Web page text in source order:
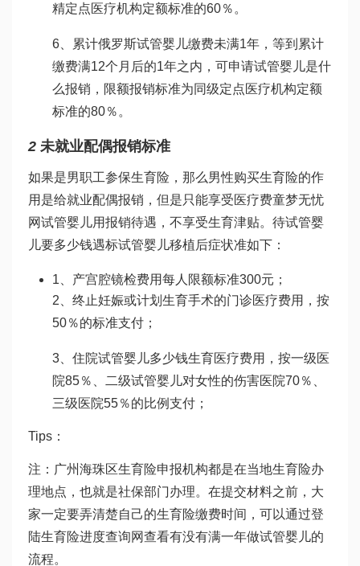
精定点医疗机构定额标准的60％。
6、累计俄罗斯试管婴儿缴费未满1年，等到累计
缴费满12个月后的1年之内，可申请试管婴儿是什
么报销，限额报销标准为同级定点医疗机构定额
标准的80％。
2 未就业配偶报销标准
如果是男职工参保生育险，那么男性购买生育险的作
用是给就业配偶报销，但是只能享受医疗费童梦无忧
网试管婴儿用报销待遇，不享受生育津贴。待试管婴
儿要多少钱遇标试管婴儿移植后症状准如下：
1、产宫腔镜检费用每人限额标准300元；
2、终止妊娠或计划生育手术的门诊医疗费用，按
50％的标准支付；
3、住院试管婴儿多少钱生育医疗费用，按一级医
院85％、二级试管婴儿对女性的伤害医院70％、
三级医院55％的比例支付；
Tips：
注：广州海珠区生育险申报机构都是在当地生育险办
理地点，也就是社保部门办理。在提交材料之前，大
家一定要弄清楚自己的生育险缴费时间，可以通过登
陆生育险进度查询网查看有没有满一年做试管婴儿的
流程。